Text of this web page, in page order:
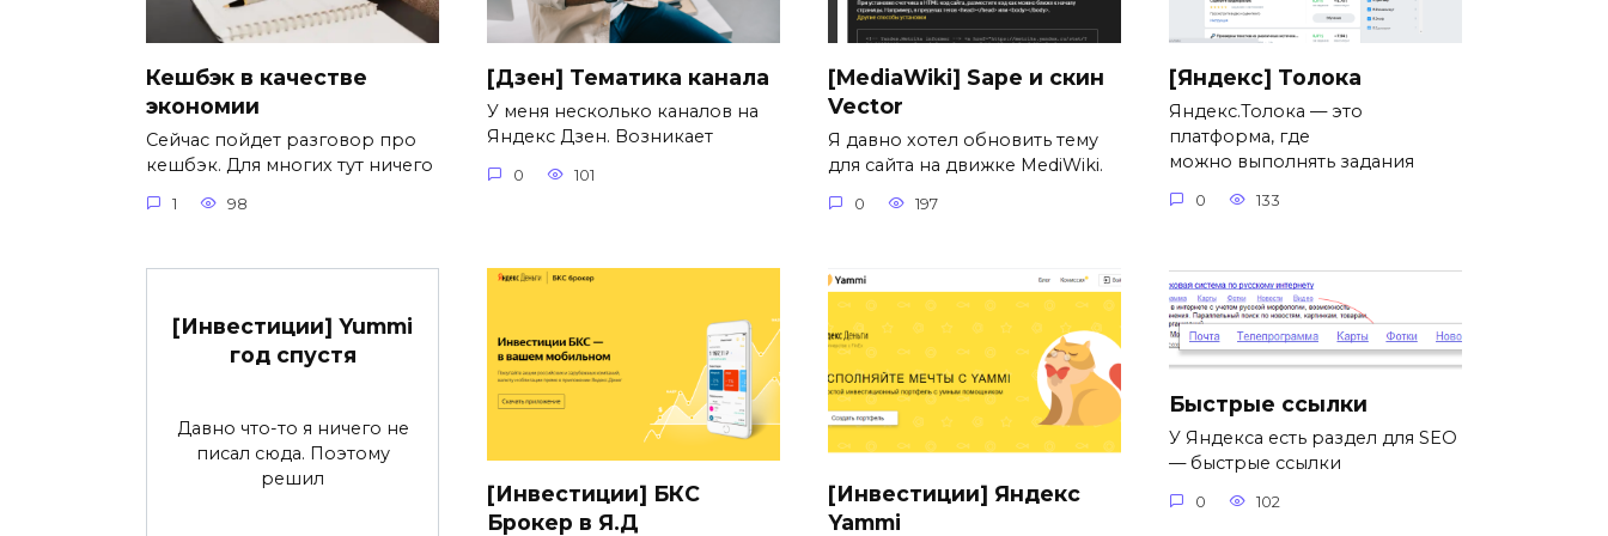
Кешбэк в качестве
экономии
Сейчас пойдет разговор про
кешбэк. Для многих тут ничего
1 98
[Дзен] Тематика канала
У меня несколько каналов на
Яндекс Дзен. Возникает
0 101
[MediaWiki] Sape и скин
Vector
Я давно хотел обновить тему
для сайта на движке MediWiki.
0 197
[Яндекс] Толока
Яндекс.Толока — это
платформа, где
можно выполнять задания
0 133
[Инвестиции] Yummi
год спустя
Давно что-то я ничего не
писал сюда. Поэтому
решил
[Инвестиции] БКС
Брокер в Я.Д
[Инвестиции] Яндекс
Yammi
Быстрые ссылки
У Яндекса есть раздел для SEO
— быстрые ссылки
0 102